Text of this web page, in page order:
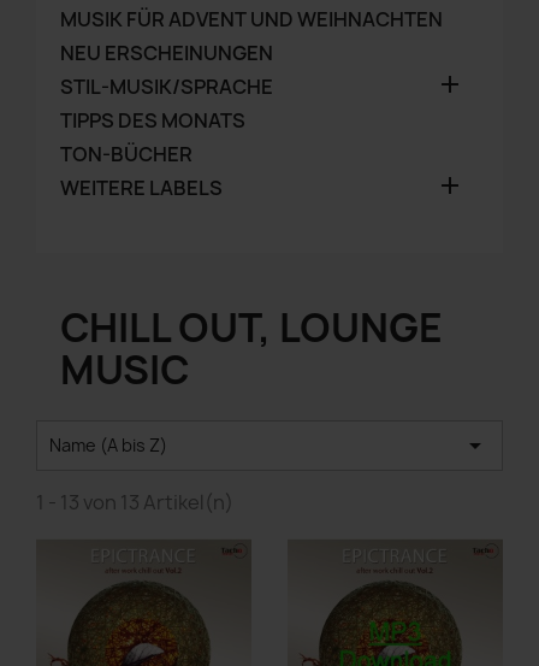
MUSIK FÜR ADVENT UND WEIHNACHTEN
NEU ERSCHEINUNGEN
STIL-MUSIK/SPRACHE

TIPPS DES MONATS
TON-BÜCHER
WEITERE LABELS

CHILL OUT, LOUNGE
MUSIC
Name (A bis Z) 
1 - 13 von 13 Artikel(n)